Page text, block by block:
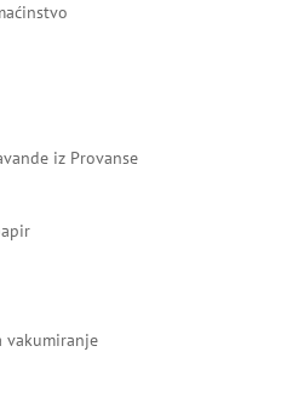
iz Provanse
vakumiranje